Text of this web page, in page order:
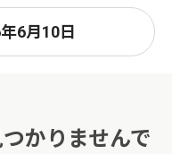
6月10日
かりませんで